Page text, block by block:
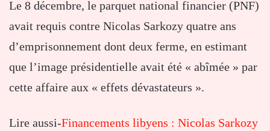
Le 8 décembre, le parquet national financier (PNF)
avait requis contre Nicolas Sarkozy quatre ans
d’emprisonnement dont deux ferme, en estimant
que l’image présidentielle avait été « abîmée » par
cette affaire aux « effets dévastateurs ».
Lire aussi-Financements libyens : Nicolas Sarkozy